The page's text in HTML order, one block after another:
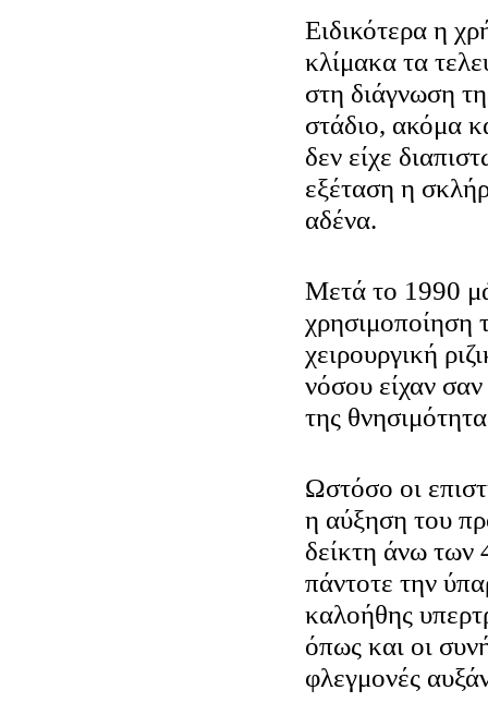
Ειδικότερα η
κλίμακα τα
στη διάγνωση
στάδιο, ακόμα
δεν είχε
εξέταση η
αδένα.
Μετά το 1990
χρησιμοποίηση
χειρουργική
νόσου είχαν
της
Ωστόσο οι
η αύξηση του
δείκτη άνω των
πάντοτε την
καλοήθης
όπως και οι
φλεγμονές